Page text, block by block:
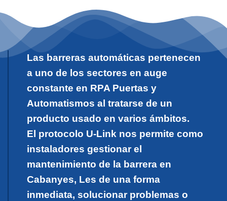
Las barreras automáticas pertenecen
a uno de los sectores en auge
constante en RPA Puertas y
Automatismos al tratarse de un
producto usado en varios ámbitos.
El protocolo U-Link nos permite como
instaladores gestionar el
mantenimiento de la barrera en
Cabanyes, Les de una forma
inmediata, solucionar problemas o